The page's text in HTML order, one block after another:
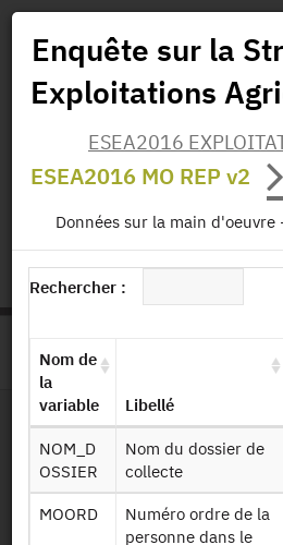
Missions
status.io EN |
ACCUEIL > PAGE PRODUIT
Dessin de fichier
Identifiant persistant (DOI)
Enquête sur la
Exploitations
ESEA2016
ESEA2016 MO REP v2
Données sur la main
Rechercher :
Nom de
la
variable
Libellé
NOM_D
OSSIER
Nom du dossier de
collecte
MOORD
Numéro ordre de la
personne dans le